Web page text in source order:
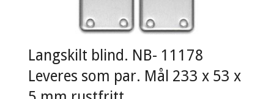
Langskilt blind. NB- 11178
Leveres som par. Mål 233 x 53 x